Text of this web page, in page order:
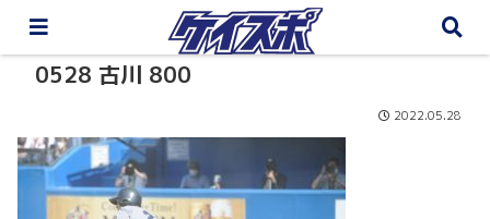
0528 古川 800
2022.05.28